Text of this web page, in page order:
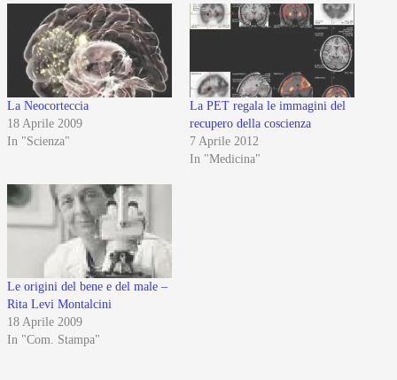
La Neocorteccia
18 Aprile 2009
In "Scienza"
La PET regala le immagini del
recupero della coscienza
7 Aprile 2012
In "Medicina"
Le origini del bene e del male –
Rita Levi Montalcini
18 Aprile 2009
In "Com. Stampa"